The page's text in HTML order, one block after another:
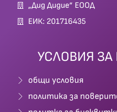
„Дид Дидие” ЕООД
ЕИК: 201716435
УСЛОВИЯ
общи условия
политика за